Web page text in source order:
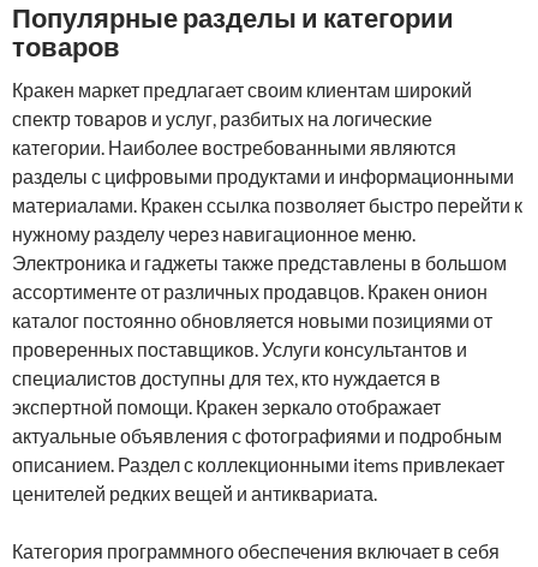
Популярные разделы и категории
товаров
Кракен маркет предлагает своим клиентам широкий
спектр товаров и услуг, разбитых на логические
категории. Наиболее востребованными являются
разделы с цифровыми продуктами и информационными
материалами. Кракен ссылка позволяет быстро перейти к
нужному разделу через навигационное меню.
Электроника и гаджеты также представлены в большом
ассортименте от различных продавцов. Кракен онион
каталог постоянно обновляется новыми позициями от
проверенных поставщиков. Услуги консультантов и
специалистов доступны для тех, кто нуждается в
экспертной помощи. Кракен зеркало отображает
актуальные объявления с фотографиями и подробным
описанием. Раздел с коллекционными items привлекает
ценителей редких вещей и антиквариата.
Категория программного обеспечения включает в себя